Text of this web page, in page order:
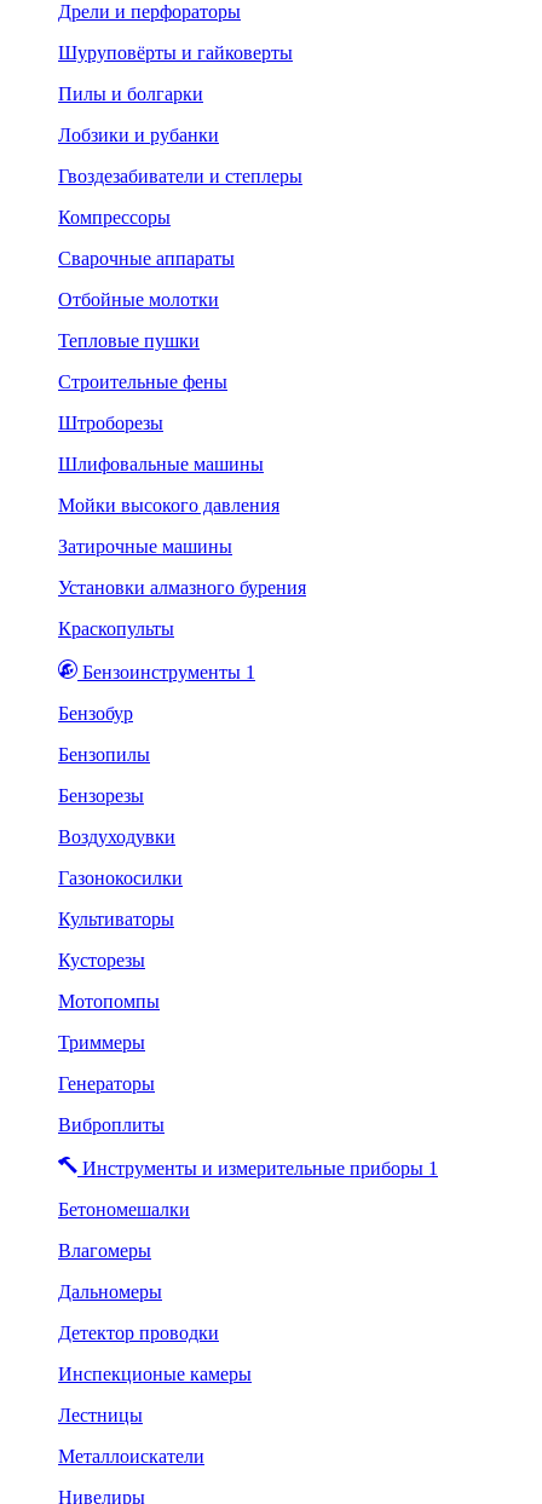
Дрели и перфораторы
Шуруповёрты и гайковерты
Пилы и болгарки
Лобзики и рубанки
Гвоздезабиватели и степлеры
Компрессоры
Сварочные аппараты
Отбойные молотки
Тепловые пушки
Строительные фены
Штроборезы
Шлифовальные машины
Мойки высокого давления
Затирочные машины
Установки алмазного бурения
Краскопульты
Бензоинструменты 1
Бензобур
Бензопилы
Бензорезы
Воздуходувки
Газонокосилки
Культиваторы
Кусторезы
Мотопомпы
Триммеры
Генераторы
Виброплиты
Инструменты и измерительные приборы 1
Бетономешалки
Влагомеры
Дальномеры
Детектор проводки
Инспекционые камеры
Лестницы
Металлоискатели
Нивелиры